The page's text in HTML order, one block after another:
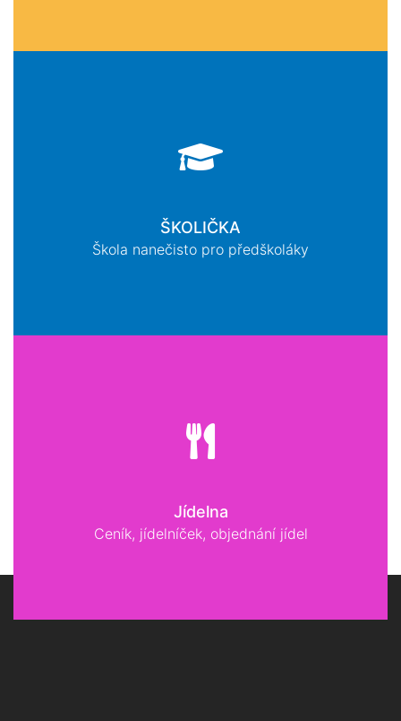
ŠKOLIČKA
Škola nanečisto pro předškoláky
Jídelna
Ceník, jídelníček, objednání jídel